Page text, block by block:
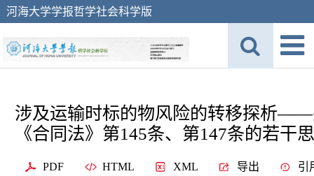
河海大学学报哲学社会科学版
涉及运输时标的物风险的转移探析
《合同法》第145条、第147条的若干
PDF HTML XML 导出 引